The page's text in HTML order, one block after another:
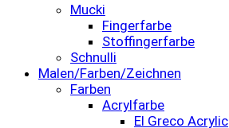
Mucki
Fingerfarbe
Stoffingerfarbe
Schnulli
Malen/Farben/Zeichnen
Farben
Acrylfarbe
El Greco Acrylic